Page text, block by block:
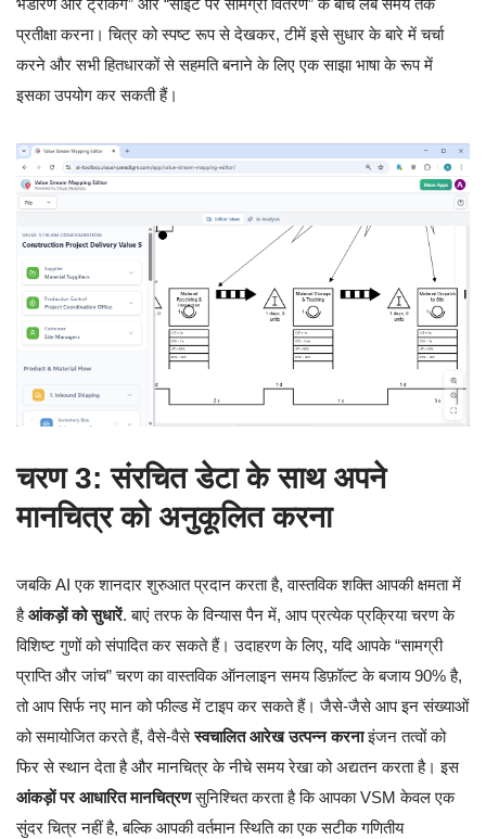
भंडारण और ट्रैकिंग” और “साइट पर सामग्री वितरण” के बीच लंबे समय तक
प्रतीक्षा करना। चित्र को स्पष्ट रूप से देखकर, टीमें इसे सुधार के बारे में चर्चा
करने और सभी हितधारकों से सहमति बनाने के लिए एक साझा भाषा के रूप में
इसका उपयोग कर सकती हैं।
चरण 3: संरचित डेटा के साथ अपने
मानचित्र को अनुकूलित करना
जबकि AI एक शानदार शुरुआत प्रदान करता है, वास्तविक शक्ति आपकी क्षमता में
हैआंकड़ों को सुधारें. बाएं तरफ के विन्यास पैन में, आप प्रत्येक प्रक्रिया चरण के
विशिष्ट गुणों को संपादित कर सकते हैं। उदाहरण के लिए, यदि आपके “सामग्री
प्राप्ति और जांच” चरण का वास्तविक ऑनलाइन समय डिफ़ॉल्ट के बजाय 90% है,
तो आप सिर्फ नए मान को फील्ड में टाइप कर सकते हैं। जैसे-जैसे आप इन संख्याओं
को समायोजित करते हैं, वैसे-वैसेस्वचालित आरेख उत्पन्न करनाइंजन तत्वों को
फिर से स्थान देता है और मानचित्र के नीचे समय रेखा को अद्यतन करता है। इस
आंकड़ों पर आधारित मानचित्रणसुनिश्चित करता है कि आपका VSM केवल एक
सुंदर चित्र नहीं है, बल्कि आपकी वर्तमान स्थिति का एक सटीक गणितीय